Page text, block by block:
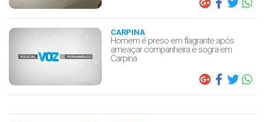
CARPINA
Homem é preso em flagrante após
ameaçar companheira e sogra em
Carpina